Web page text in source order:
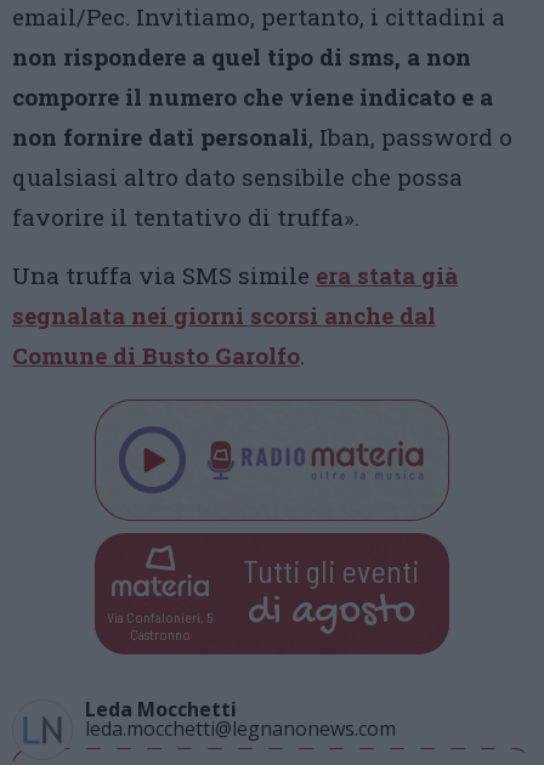
email/Pec. Invitiamo, pertanto, i cittadini a
non rispondere a quel tipo di sms, a non
comporre il numero che viene indicato e a
non fornire dati personali, Iban, password o
qualsiasi altro dato sensibile che possa
favorire il tentativo di truffa».
Una truffa via SMS simile era stata già
segnalata nei giorni scorsi anche dal
Comune di Busto Garolfo.
Via Confalonieri, 5
Castronno
Tutti gli eventi
di agosto
Leda Mocchetti
leda.mocchetti@legnanonews.com